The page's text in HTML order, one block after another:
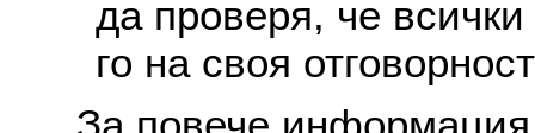
да проверя, че
го на своя